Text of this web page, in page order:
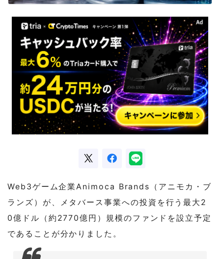
Web3ゲーム企業Animoca Brands（アニモカ・ブ
ランズ）が、メタバース事業への投資を行う最大2
0億ドル（約2770億円）規模のファンドを設立予定
であることが分かりました。